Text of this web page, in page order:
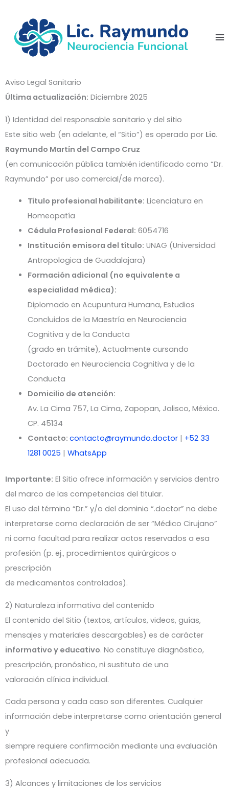
contenido
Aviso Legal Sanitario
Última actualización: Diciembre 2025
1) Identidad del responsable sanitario y del sitio
Este sitio web (en adelante, el “Sitio”) es operado por Lic.
Raymundo Martín del Campo Cruz
(en comunicación pública también identificado como “Dr.
Raymundo” por uso comercial/de marca).
Título profesional habilitante: Licenciatura en
Homeopatía
Cédula Profesional Federal: 6054716
Institución emisora del título: UNAG (Universidad
Antropologica de Guadalajara)
Formación adicional (no equivalente a
especialidad médica):
Diplomado en Acupuntura Humana, Estudios
Concluidos de la Maestría en Neurociencia
Cognitiva y de la Conducta
(grado en trámite), Actualmente cursando
Doctorado en Neurociencia Cognitiva y de la
Conducta
Domicilio de atención:
Av. La Cima 757, La Cima, Zapopan, Jalisco, México.
CP. 45134
Contacto: contacto@raymundo.doctor| +52 33
1281 0025 | WhatsApp
Importante: El Sitio ofrece información y servicios dentro
del marco de las competencias del titular.
El uso del término “Dr.” y/o del dominio “.doctor” no debe
interpretarse como declaración de ser “Médico Cirujano”
ni como facultad para realizar actos reservados a esa
profesión (p. ej., procedimientos quirúrgicos o
prescripción
de medicamentos controlados).
2) Naturaleza informativa del contenido
El contenido del Sitio (textos, artículos, videos, guías,
mensajes y materiales descargables) es de carácter
informativo y educativo. No constituye diagnóstico,
prescripción, pronóstico, ni sustituto de una
valoración clínica individual.
Cada persona y cada caso son diferentes. Cualquier
información debe interpretarse como orientación general
y
siempre requiere confirmación mediante una evaluación
profesional adecuada.
3) Alcances y limitaciones de los servicios